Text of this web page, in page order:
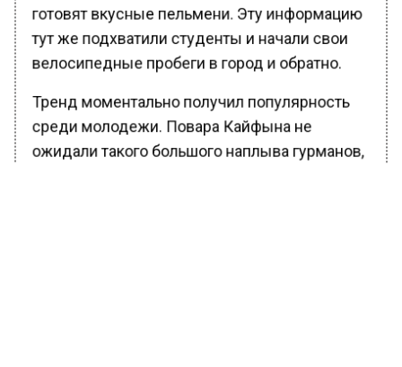
готовят вкусные пельмени. Эту информацию
тут же подхватили студенты и начали свои
велосипедные пробеги в город и обратно.
Тренд моментально получил популярность
среди молодежи. Повара Кайфына не
ожидали такого большого наплыва гурманов,